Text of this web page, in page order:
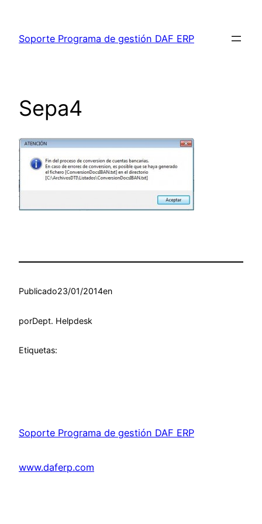
contenido
Soporte Programa de gestión DAF ERP
Sepa4
Publicado23/01/2014en
porDept. Helpdesk
Etiquetas:
Soporte Programa de gestión DAF ERP
www.daferp.com